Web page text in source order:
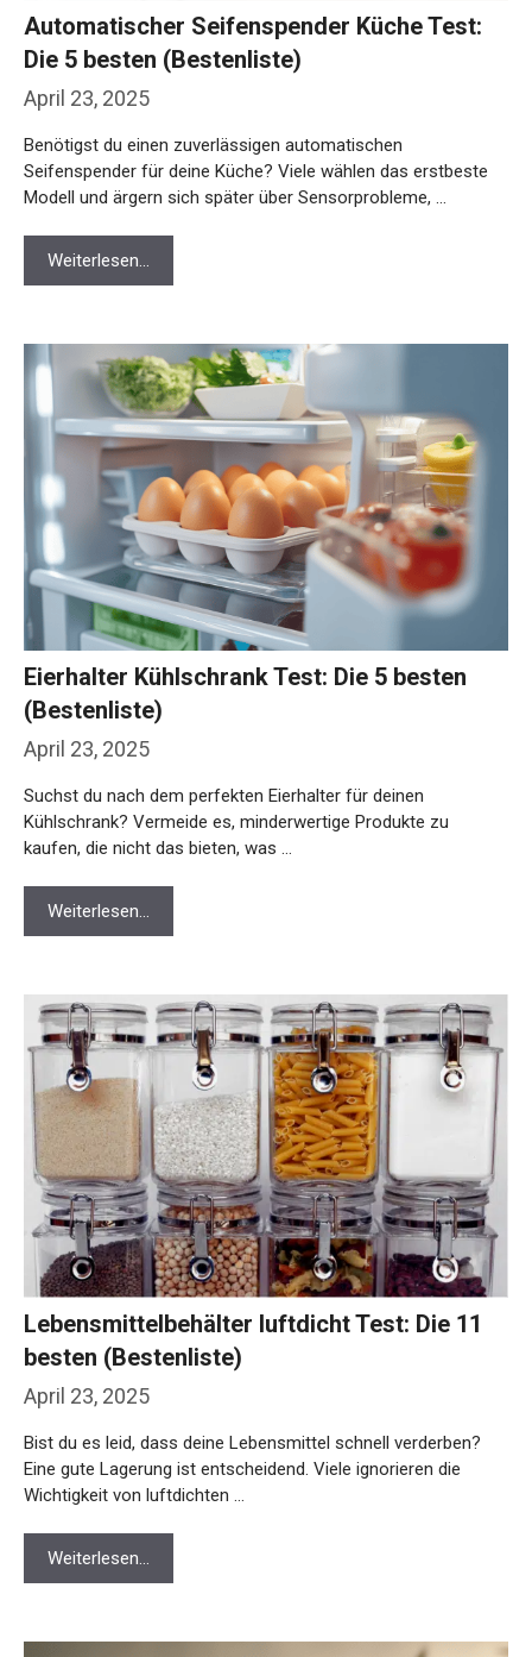
April 23, 2025
Automatischer Seifenspender Küche Test:
Die 5 besten (Bestenliste)
Benötigst du einen zuverlässigen automatischen
Seifenspender für deine Küche? Viele wählen das erstbeste
Modell und ärgern sich später über Sensorprobleme, …
Weiterlesen…
April 23, 2025
Eierhalter Kühlschrank Test: Die 5 besten
(Bestenliste)
Suchst du nach dem perfekten Eierhalter für deinen
Kühlschrank? Vermeide es, minderwertige Produkte zu
kaufen, die nicht das bieten, was …
Weiterlesen…
April 23, 2025
Lebensmittelbehälter luftdicht Test: Die 11
besten (Bestenliste)
Bist du es leid, dass deine Lebensmittel schnell verderben?
Eine gute Lagerung ist entscheidend. Viele ignorieren die
Wichtigkeit von luftdichten …
Weiterlesen…